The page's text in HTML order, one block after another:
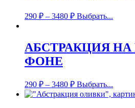
290 ₽ – 3480 ₽ Выбрать...
АБСТРАКЦИЯ
ФОНЕ
290 ₽ – 3480 ₽ Выбрать...